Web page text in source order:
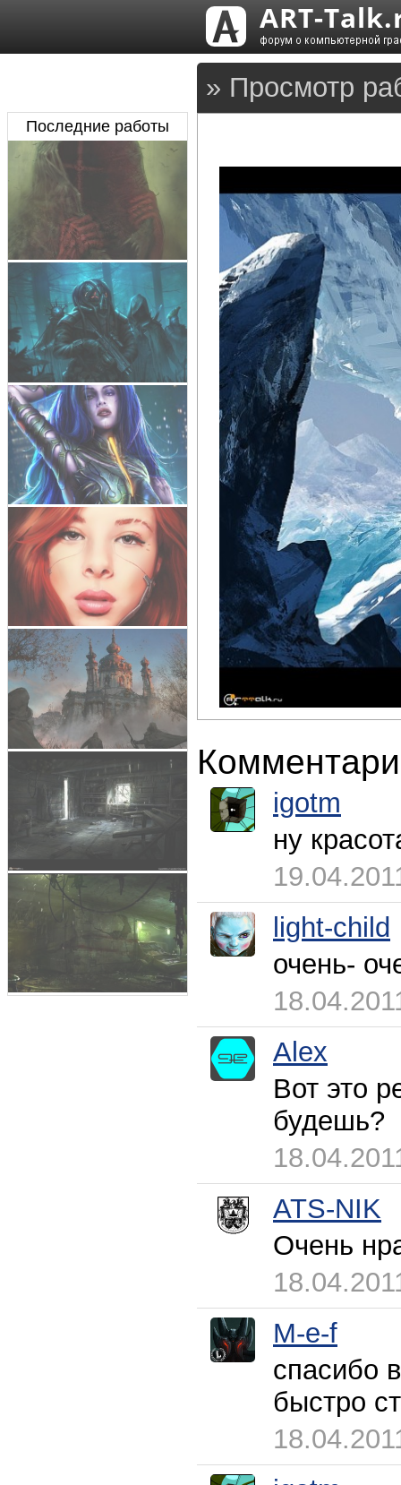
» Просмотр
igotm
ну
light-child
очень-
Alex
Вот это
будешь?
ATS-NIK
Очень
M-e-f
спасибо
быстро
Последние работы